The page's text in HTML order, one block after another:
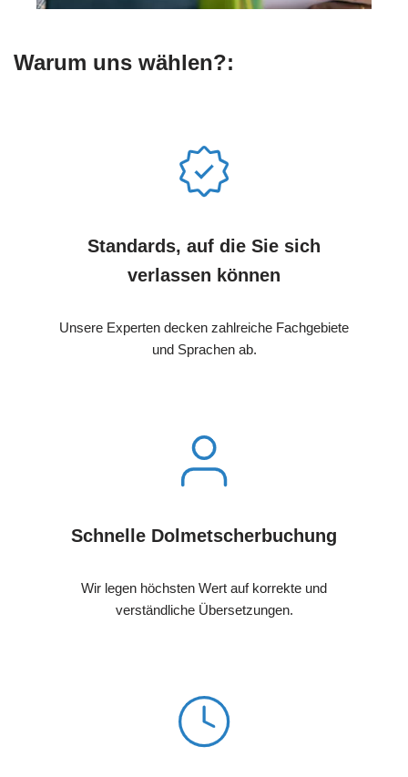
Warum uns wählen?:
Standards, auf die Sie sich
verlassen können
Unsere Experten decken zahlreiche Fachgebiete
und Sprachen ab.
Schnelle Dolmetscherbuchung
Wir legen höchsten Wert auf korrekte und
verständliche Übersetzungen.